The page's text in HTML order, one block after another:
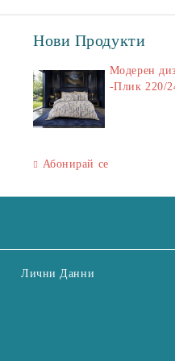
Нови Продукти
Модерен
-Плик 220/
ластик
Абонирай се
Лични Данни